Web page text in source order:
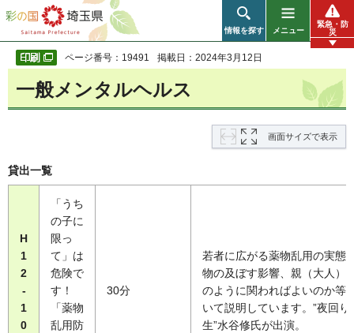
彩の国 埼玉県
情報を探す メニュー
緊急・防
災
ページ番号：19491 掲載日：2024年3月12日
一般メンタルヘルス
画面サイズで表示
貸出一覧
H
1
2
-
1
0
「うち
の子に
限っ
て」は
危険で
す！
「薬物
乱用防
30分
若者に広がる薬物乱用の実態
物の及ぼす影響、親（大人）
のように関わればよいのか等
いて説明しています。”夜回り
生”水谷修氏が出演。